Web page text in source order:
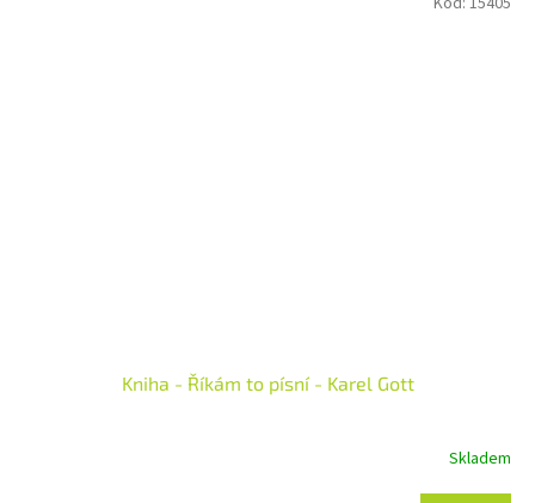
Kniha - Říkám to písní - Karel Gott
Skladem